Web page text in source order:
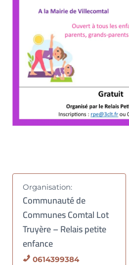
Organisation:
Communauté de
Communes Comtal Lot
Truyère – Relais petite
enfance
0614399384